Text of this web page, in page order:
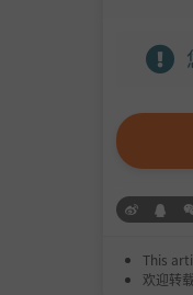
This
欢迎转